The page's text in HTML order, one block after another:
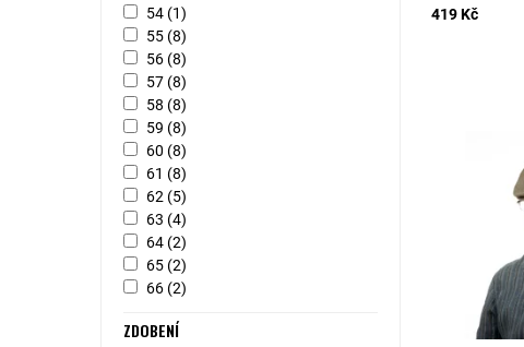
419 Kč
MODEL:
přírodního
módní
zadnímu
54 (1)
55 (8)
56 (8)
57 (8)
58 (8)
59 (8)
60 (8)
61 (8)
62 (5)
63 (4)
64 (2)
65 (2)
66 (2)
ZDOBENÍ